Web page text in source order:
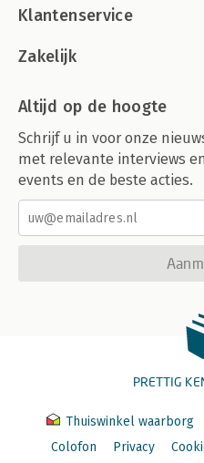
Klantenservice
Zakelijk
Altijd op de hoogte
Schrijf u in voor onze
met relevante interviews
events en de beste acties.
PRETTIG
Thuiswinkel waarborg
Colofon
Privacy